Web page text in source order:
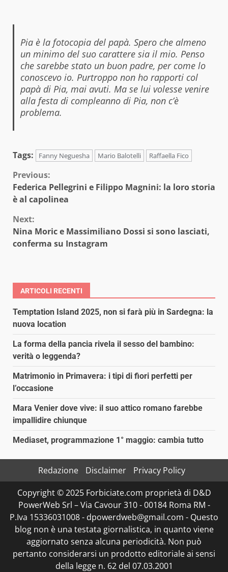
Pia è la fotocopia del papà. Spero che almeno
un minimo del suo carattere sia il mio. Penso
che sarebbe stato un buon padre, per come lo
conoscevo io. Purtroppo non ho rapporti col
papà di Pia, mai avuti. Ma se lui volesse venire
alla festa di compleanno di Pia, non c’è
problema.
Tags: Fanny Neguesha Mario Balotelli Raffaella Fico
Continue
Reading
Previous:
Federica Pellegrini e Filippo Magnini: la loro storia
è al capolinea
Next:
Nina Moric e Massimiliano Dossi si sono lasciati,
conferma su Instagram
ARTICOLI RECENTI
Temptation Island 2025, non si farà più in Sardegna: la
nuova location
La forma della pancia rivela il sesso del bambino:
verità o leggenda?
Matrimonio in Primavera: i tipi di fiori perfetti per
l’occasione
Mara Venier dove vive: il suo attico romano farebbe
impallidire chiunque
Mediaset, programmazione 1° maggio: cambia tutto
Redazione Disclaimer
Privacy Policy
Copyright © 2025 Forbiciate.com proprietà di D&D
PowerWeb Srl – Via Cavour 310 - 00184 Roma RM -
P.Iva 15336031008 - dpowerdweb@gmail.com - Questo
blog non è una testata giornalistica, in quanto viene
aggiornato senza alcuna periodicità. Non può
pertanto considerarsi un prodotto editoriale ai sensi
della legge n. 62 del 07.03.2001